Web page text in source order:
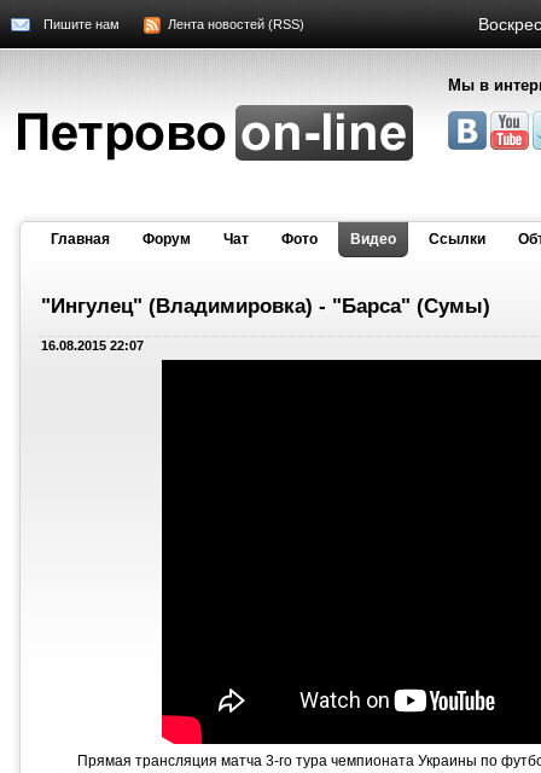
Пишите нам Лента новостей (RSS)
Мы в
Главная Форум Чат Фото Видео Cсылки
"Ингулец" (Владимировка) - "Барса" (Сумы)
16.08.2015 22:07
Прямая трансляция матча 3-го тура чемпионата Украины по